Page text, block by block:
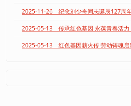
2025-11-26 纪念刘少奇同志诞辰127周
2025-05-13 传承红色基因 永葆青春活力
2025-05-13 红色基因薪火传 劳动铸魂